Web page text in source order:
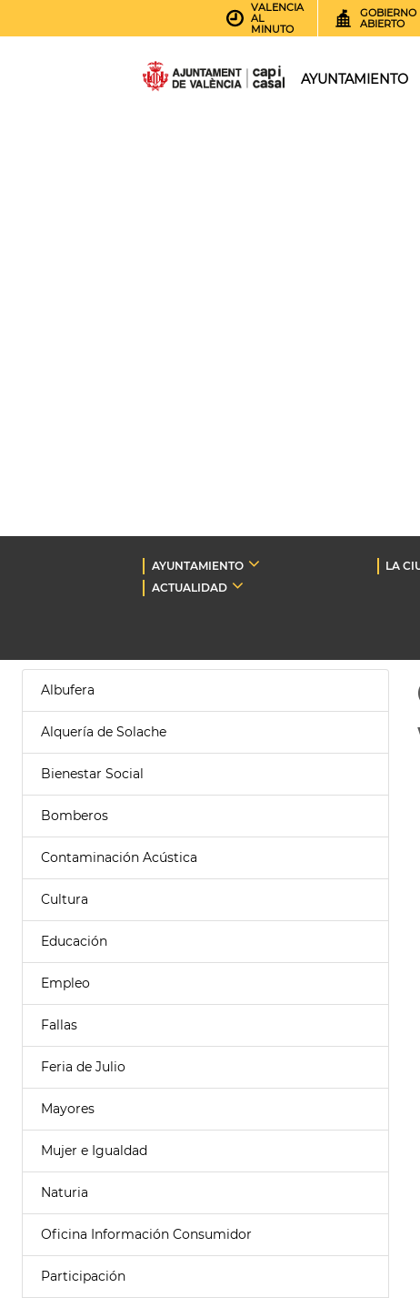
VALENCIA
AL
MINUTO
GOBIERNO
ABIERTO
AYUNTAMIENTO
AYUNTAMIENTO LA
ACTUALIDAD
Albufera
Alquería de Solache
Bienestar Social
Bomberos
Contaminación Acústica
Cultura
Educación
Empleo
Fallas
Feria de Julio
Mayores
Mujer e Igualdad
Naturia
Oficina Información Consumidor
Participación